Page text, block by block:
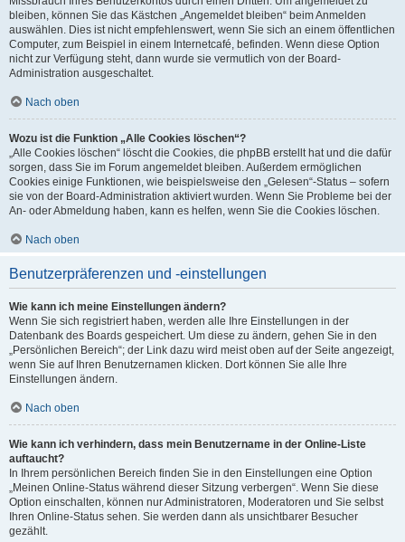
bleiben, können Sie das Kästchen „Angemeldet bleiben“ beim Anmelden
auswählen. Dies ist nicht empfehlenswert, wenn Sie sich an einem öffentlichen
Computer, zum Beispiel in einem Internetcafé, befinden. Wenn diese Option
nicht zur Verfügung steht, dann wurde sie vermutlich von der Board-
Administration ausgeschaltet.
Nach oben
Wozu ist die Funktion „Alle Cookies löschen“?
„Alle Cookies löschen“ löscht die Cookies, die phpBB erstellt hat und die dafür
sorgen, dass Sie im Forum angemeldet bleiben. Außerdem ermöglichen
Cookies einige Funktionen, wie beispielsweise den „Gelesen“-Status – sofern
sie von der Board-Administration aktiviert wurden. Wenn Sie Probleme bei der
An- oder Abmeldung haben, kann es helfen, wenn Sie die Cookies löschen.
Nach oben
Benutzerpräferenzen und -einstellungen
Wie kann ich meine Einstellungen ändern?
Wenn Sie sich registriert haben, werden alle Ihre Einstellungen in der
Datenbank des Boards gespeichert. Um diese zu ändern, gehen Sie in den
„Persönlichen Bereich“; der Link dazu wird meist oben auf der Seite angezeigt,
wenn Sie auf Ihren Benutzernamen klicken. Dort können Sie alle Ihre
Einstellungen ändern.
Nach oben
Wie kann ich verhindern, dass mein Benutzername in der Online-Liste
auftaucht?
In Ihrem persönlichen Bereich finden Sie in den Einstellungen eine Option
„Meinen Online-Status während dieser Sitzung verbergen“. Wenn Sie diese
Option einschalten, können nur Administratoren, Moderatoren und Sie selbst
Ihren Online-Status sehen. Sie werden dann als unsichtbarer Besucher
gezählt.